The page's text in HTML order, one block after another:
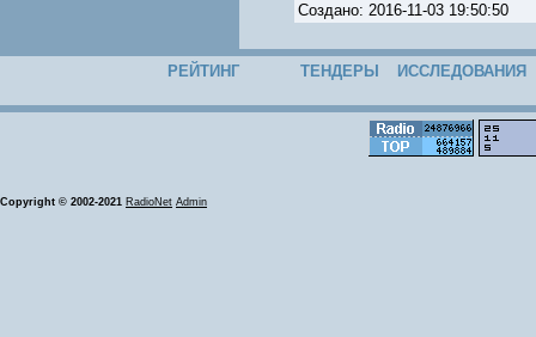
Создано: 2016-11-03 19:50:50
РЕЙТИНГ ТЕНДЕРЫ ИССЛЕДОВАНИЯ
Copyright © 2002-2021 RadioNet Admin